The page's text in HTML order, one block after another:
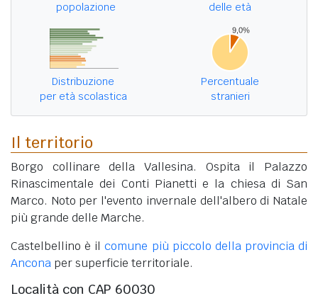
popolazione
delle età
Distribuzione
per età scolastica
Percentuale
stranieri
Il territorio
Borgo collinare della Vallesina. Ospita il Palazzo
Rinascimentale dei Conti Pianetti e la chiesa di San
Marco. Noto per l'evento invernale dell'albero di Natale
più grande delle Marche.
Castelbellino è ilcomune più piccolo della provincia di
Ancona per superficie territoriale.
Località con CAP 60030